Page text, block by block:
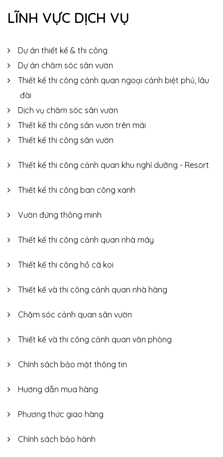
LĨNH VỰC DỊCH VỤ
Dự án thiết kế & thi công
Dự án chăm sóc sân vườn
Thiết kế thi công cảnh quan ngoại cảnh biệt phủ, lâu
đài
Dịch vụ chăm sóc sân vườn
Thiết kế thi công sân vườn trên mái
Thiết kế thi công sân vườn
Thiết kế thi công cảnh quan khu nghỉ dưỡng - Resort
Thiết kế thi công ban công xanh
Vườn đứng thông minh
Thiết kế thi công cảnh quan nhà máy
Thiết kế thi công hồ cá koi
Thiết kế và thi công cảnh quan nhà hàng
Chăm sóc cảnh quan sân vườn
Thiết kế và thi công cảnh quan văn phòng
Chính sách bảo mật thông tin
Hướng dẫn mua hàng
Phương thức giao hàng
Chính sách bảo hành